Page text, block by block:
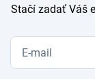
Stačí zadať Váš